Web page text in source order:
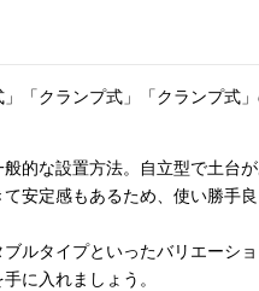
「クランプ式」「クランプ式」
的な設置方法。自立型で土台
安定感もあるため、使い勝手良
ルタイプといったバリエーシ
に入れましょう。